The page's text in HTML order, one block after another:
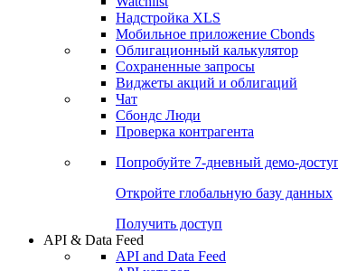
Получить доступ
Инструментарий
Портфель
Watchlist
Надстройка XLS
Мобильное приложение Cbonds
Облигационный калькулятор
Сохраненные запросы
Виджеты акций и облигаций
Чат
Сбондс Люди
Проверка контрагента
Попробуйте7-дневный
Откройте глобальную базу данных